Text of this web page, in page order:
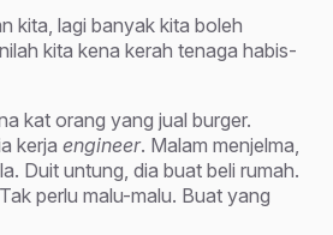
kita, lagi banyak kita boleh
kita kena kerah tenaga habis-
kat orang yang jual burger.
kerja engineer. Malam menjelma,
Duit untung, dia buat beli rumah.
perlu malu-malu. Buat yang